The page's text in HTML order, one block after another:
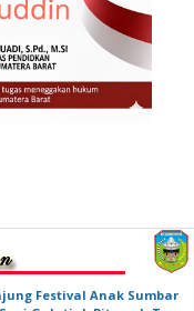
Festival Anak Sumbar